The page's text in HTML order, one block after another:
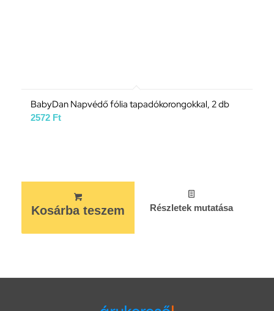
BabyDan Napvédő fólia tapadókorongokkal, 2 db
2572 Ft
Kosárba teszem Részletek mutatása